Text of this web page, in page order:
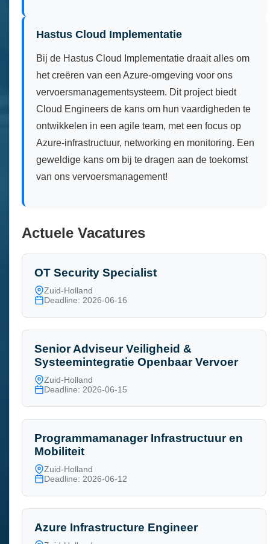
Hastus Cloud Implementatie
Bij de Hastus Cloud Implementatie draait alles om
het creëren van een Azure-omgeving voor ons
vervoersmanagementsysteem. Dit project biedt
Cloud Engineers de kans om hun vaardigheden te
ontwikkelen in een agile team, met een focus op
Azure-infrastructuur, networking en monitoring. Een
geweldige kans om bij te dragen aan de toekomst
van ons vervoersmanagement!
Actuele Vacatures
OT Security Specialist
Zuid-Holland
Deadline: 2026-06-16
Senior Adviseur Veiligheid &
Systeemintegratie Openbaar Vervoer
Zuid-Holland
Deadline: 2026-06-15
Programmamanager Infrastructuur en
Mobiliteit
Zuid-Holland
Deadline: 2026-06-12
Azure Infrastructure Engineer